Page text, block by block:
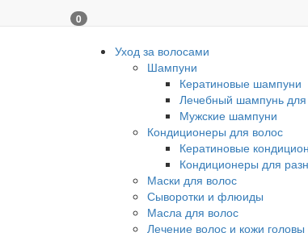
0
Уход за волосами
Шампуни
Кератиновые шампуни
Лечебный шампунь для
Мужские шампуни
Кондиционеры для волос
Кератиновые
Кондиционеры для
Маски для волос
Сыворотки и флюиды
Масла для волос
Лечение волос и кожи головы